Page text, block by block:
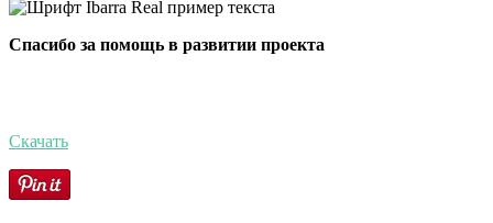
Спасибо за помощь в развитии проекта
Скачать